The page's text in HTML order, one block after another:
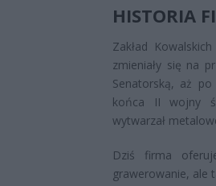
HISTORIA
Zakład
zmieniały się na
Senatorską, aż
końca II wojny
wytwarzał
Dziś firma
grawerowanie, ale